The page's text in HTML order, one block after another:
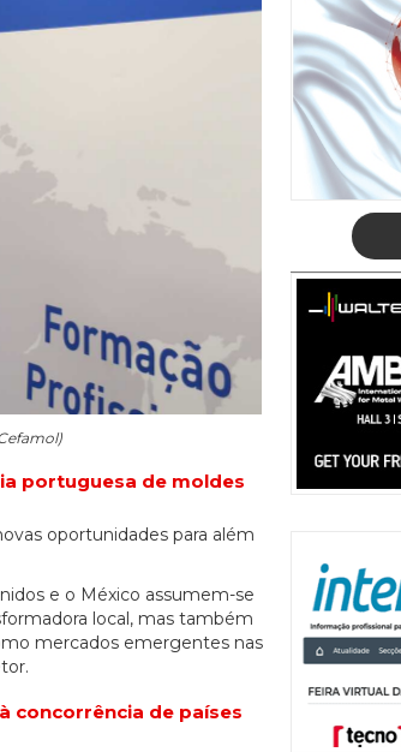
portuguesa de moldes
oportunidades para além
e o México assumem-se
local, mas também
mercados emergentes nas
concorrência de países